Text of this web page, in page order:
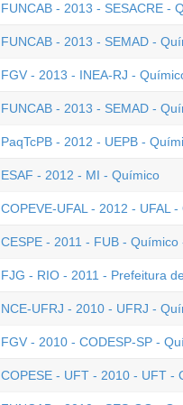
FUNCAB - 2013 - SESACRE -
FUNCAB - 2013 - SEMAD -
FGV - 2013 - INEA-RJ -
FUNCAB - 2013 - SEMAD -
PaqTcPB - 2012 - UEPB -
ESAF - 2012 - MI - Químico
COPEVE-UFAL - 2012 - UFAL
CESPE - 2011 - FUB -
FJG - RIO - 2011 - Prefeitura
NCE-UFRJ - 2010 - UFRJ -
FGV - 2010 - CODESP-SP -
COPESE - UFT - 2010 - UFT -